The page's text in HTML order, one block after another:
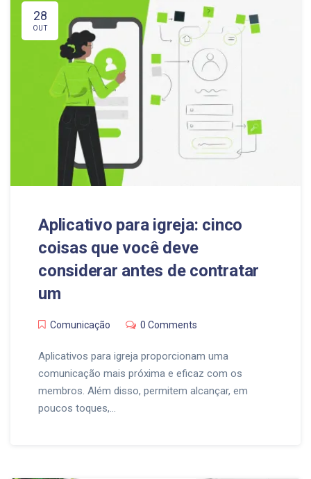
28
OUT
Aplicativo para igreja: cinco
coisas que você deve
considerar antes de contratar
um
Comunicação 0 Comments
Aplicativos para igreja proporcionam uma
comunicação mais próxima e eficaz com os
membros. Além disso, permitem alcançar, em
poucos toques,…